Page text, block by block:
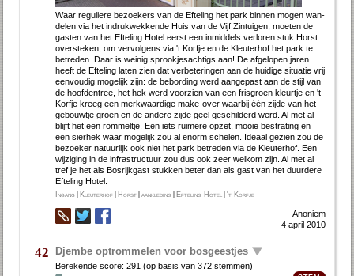
Waar re­gu­lie­re be­zoe­kers van de Ef­te­ling het park bin­nen mo­gen wan­
de­len via het in­druk­wek­ken­de Huis van de Vijf Zin­tuig­en, moe­ten de
gas­ten van het Ef­te­ling Ho­tel eerst een inmiddels verloren stuk Horst
over­ste­ken, om ver­vol­gens via 't Korf­je en de Kleu­ter­hof het park te
be­tre­den. Daar is wei­nig sprook­jes­ach­tigs aan! De af­ge­lo­pen ja­ren
heeft de Ef­te­ling la­ten zien dat ver­be­te­rin­gen aan de hui­di­ge si­tu­a­tie vrij
een­vou­dig mo­ge­lijk zijn: de be­bor­ding werd aan­ge­past aan de stijl van
de hoof­den­tree, het hek werd voor­zien van een fris­groen kleur­tje en 't
Korf­je kreeg een merk­waar­di­ge ma­ke-over waar­bij één zij­de van het
ge­bouw­tje groen en de an­de­re zij­de geel ge­schil­derd werd. Al met al
blijft het een rom­mel­tje. Een iets rui­me­re op­zet, mooie be­stra­ting en
een sier­hek waar mo­ge­lijk zou al enorm sche­len. Ide­aal ge­zien zou de
be­zoe­ker na­tuur­lijk ook niet het park be­tre­den via de Kleu­ter­hof. Een
wij­zi­ging in de in­fra­struc­tuur zou dus ook zeer wel­kom zijn. Al met al
tref je het als Bos­rijk­gast stuk­ken be­ter dan als gast van het duur­de­re
Ef­te­ling Ho­tel.
Ingang Kleuterhof Horst |aankleding Efteling Hotel |'t Korfje
Anoniem
4 april 2010
42 Djembe optrommelen voor bosgeestjes
Berekende score:291 (op basis van372 stemmen)